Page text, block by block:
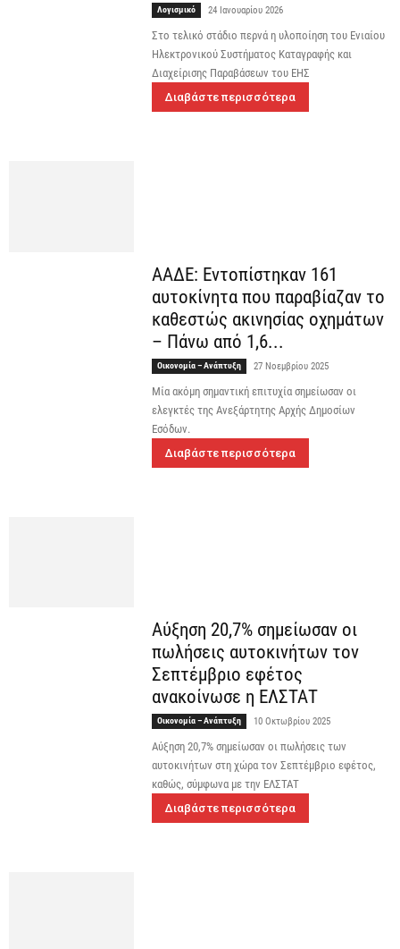
Λογισμικό 24 Ιανουαρίου 2026
Στο τελικό στάδιο περνά η υλοποίηση του Ενιαίου
Ηλεκτρονικού Συστήματος Καταγραφής και
Διαχείρισης Παραβάσεων του ΕΗΣ
Διαβάστε περισσότερα
ΑΑΔΕ: Εντοπίστηκαν 161
αυτοκίνητα που παραβίαζαν το
καθεστώς ακινησίας οχημάτων
– Πάνω από 1,6...
Οικονομία – Ανάπτυξη 27 Νοεμβρίου 2025
Μία ακόμη σημαντική επιτυχία σημείωσαν οι
ελεγκτές της Ανεξάρτητης Αρχής Δημοσίων
Εσόδων.
Διαβάστε περισσότερα
Αύξηση 20,7% σημείωσαν οι
πωλήσεις αυτοκινήτων τον
Σεπτέμβριο εφέτος
ανακοίνωσε η ΕΛΣΤΑΤ
Οικονομία – Ανάπτυξη 10 Οκτωβρίου 2025
Αύξηση 20,7% σημείωσαν οι πωλήσεις των
αυτοκινήτων στη χώρα τον Σεπτέμβριο εφέτος,
καθώς, σύμφωνα με την ΕΛΣΤΑΤ
Διαβάστε περισσότερα